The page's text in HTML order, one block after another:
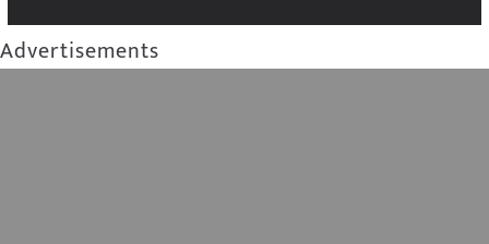
Advertisements